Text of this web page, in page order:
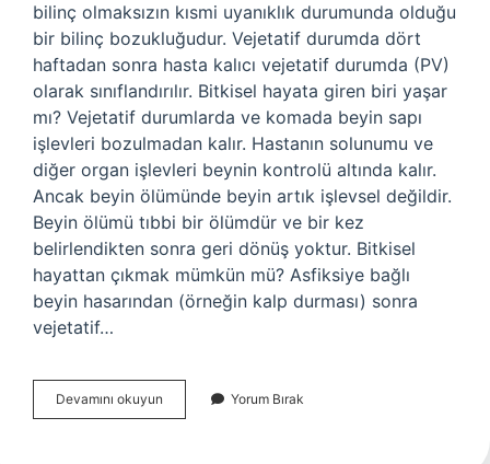
bilinç olmaksızın kısmi uyanıklık durumunda olduğu
bir bilinç bozukluğudur. Vejetatif durumda dört
haftadan sonra hasta kalıcı vejetatif durumda (PV)
olarak sınıflandırılır. Bitkisel hayata giren biri yaşar
mı? Vejetatif durumlarda ve komada beyin sapı
işlevleri bozulmadan kalır. Hastanın solunumu ve
diğer organ işlevleri beynin kontrolü altında kalır.
Ancak beyin ölümünde beyin artık işlevsel değildir.
Beyin ölümü tıbbi bir ölümdür ve bir kez
belirlendikten sonra geri dönüş yoktur. Bitkisel
hayattan çıkmak mümkün mü? Asfiksiye bağlı
beyin hasarından (örneğin kalp durması) sonra
vejetatif…
Devamını okuyun
Hayata
Yorum Bırak